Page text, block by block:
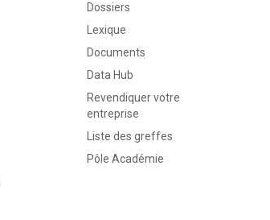
Dossiers
Lexique
Documents
Data Hub
Revendiquer votre
entreprise
Liste des greffes
Pôle Académie